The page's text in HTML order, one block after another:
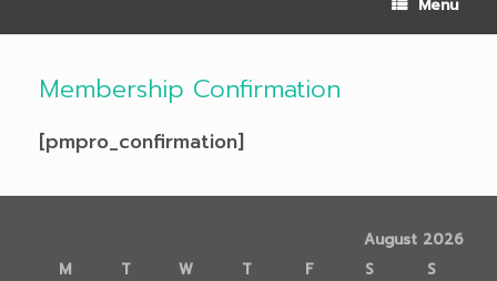
Menu
Membership Confirmation
[pmpro_confirmation]
August 2026
M
T W T F S
S